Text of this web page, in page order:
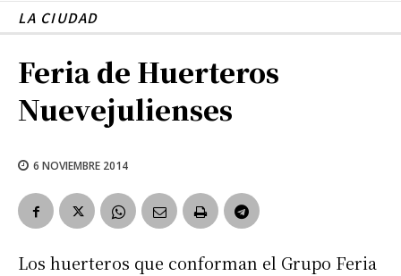
LA CIUDAD
Feria de Huerteros
Nuevejulienses
6 NOVIEMBRE 2014
Los huerteros que conforman el Grupo Feria